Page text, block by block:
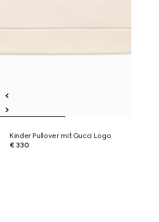
Kinder Pullover mit Gucci Logo
€ 330